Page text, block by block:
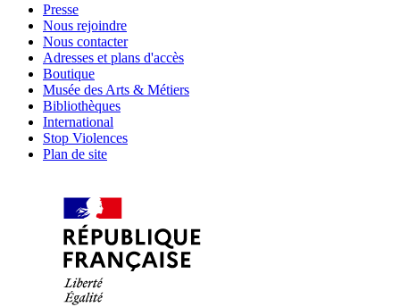
Presse
Nous rejoindre
Nous contacter
Adresses et plans d'accès
Boutique
Musée des Arts & Métiers
Bibliothèques
International
Stop Violences
Plan de site